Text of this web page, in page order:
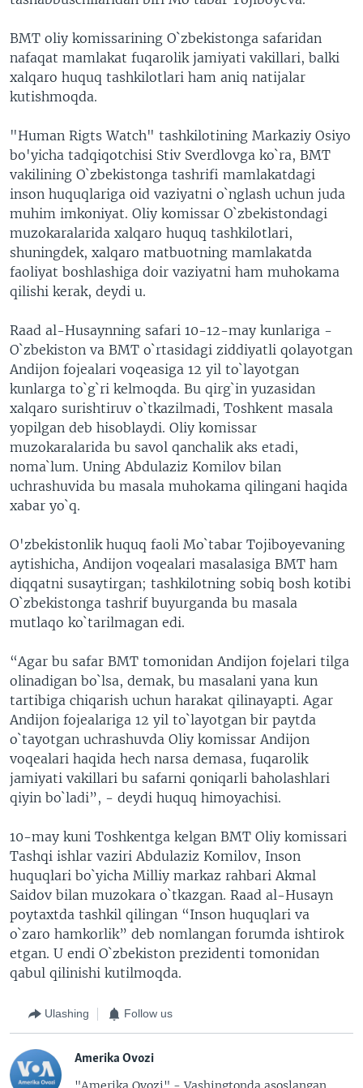
BMT oliy komissarining O`zbekistonga safaridan
nafaqat mamlakat fuqarolik jamiyati vakillari, balki
xalqaro huquq tashkilotlari ham aniq natijalar
kutishmoqda.
"Human Rigts Watch" tashkilotining Markaziy Osiyo
bo'yicha tadqiqotchisi Stiv Sverdlovga ko`ra, BMT
vakilining O`zbekistonga tashrifi mamlakatdagi
inson huquqlariga oid vaziyatni o`nglash uchun juda
muhim imkoniyat. Oliy komissar O`zbekistondagi
muzokaralarida xalqaro huquq tashkilotlari,
shuningdek, xalqaro matbuotning mamlakatda
faoliyat boshlashiga doir vaziyatni ham muhokama
qilishi kerak, deydi u.
Raad al-Husaynning safari 10-12-may kunlariga -
O`zbekiston va BMT o`rtasidagi ziddiyatli qolayotgan
Andijon fojealari voqeasiga 12 yil to`layotgan
kunlarga to`g`ri kelmoqda. Bu qirg`in yuzasidan
xalqaro surishtiruv o`tkazilmadi, Toshkent masala
yopilgan deb hisoblaydi. Oliy komissar
muzokaralarida bu savol qanchalik aks etadi,
noma`lum. Uning Abdulaziz Komilov bilan
uchrashuvida bu masala muhokama qilingani haqida
xabar yo`q.
O'zbekistonlik huquq faoli Mo`tabar Tojiboyevaning
aytishicha, Andijon voqealari masalasiga BMT ham
diqqatni susaytirgan; tashkilotning sobiq bosh kotibi
O`zbekistonga tashrif buyurganda bu masala
mutlaqo ko`tarilmagan edi.
“Agar bu safar BMT tomonidan Andijon fojelari tilga
olinadigan bo`lsa, demak, bu masalani yana kun
tartibiga chiqarish uchun harakat qilinayapti. Agar
Andijon fojealariga 12 yil to`layotgan bir paytda
o`tayotgan uchrashuvda Oliy komissar Andijon
voqealari haqida hech narsa demasa, fuqarolik
jamiyati vakillari bu safarni qoniqarli baholashlari
qiyin bo`ladi”, - deydi huquq himoyachisi.
10-may kuni Toshkentga kelgan BMT Oliy komissari
Tashqi ishlar vaziri Abdulaziz Komilov, Inson
huquqlari bo`yicha Milliy markaz rahbari Akmal
Saidov bilan muzokara o`tkazgan. Raad al-Husayn
poytaxtda tashkil qilingan “Inson huquqlari va
o`zaro hamkorlik” deb nomlangan forumda ishtirok
etgan. U endi O`zbekiston prezidenti tomonidan
qabul qilinishi kutilmoqda.
Ulashing Follow us
Amerika Ovozi